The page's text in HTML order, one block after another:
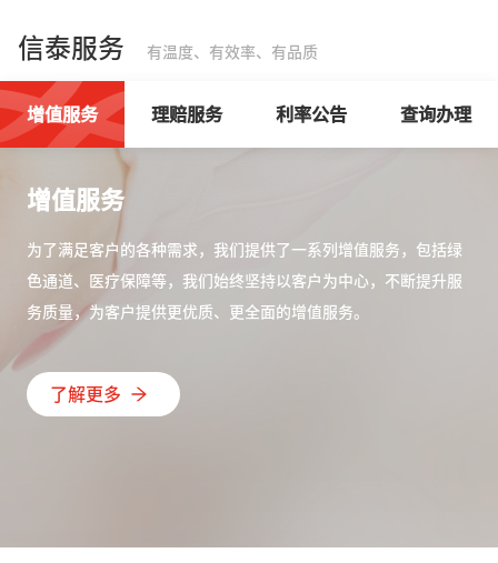
信泰服务 有温度、有效率、有品质
增值服务
为了满足客户的各种需求，我们提供了一系列增值服务，包括绿
色通道、医疗保障等，我们始终坚持以客户为中心，不断提升服
务质量，为客户提供更优质、更全面的增值服务。
了解更多
增值服务 理赔服务 利率公告 查询办理